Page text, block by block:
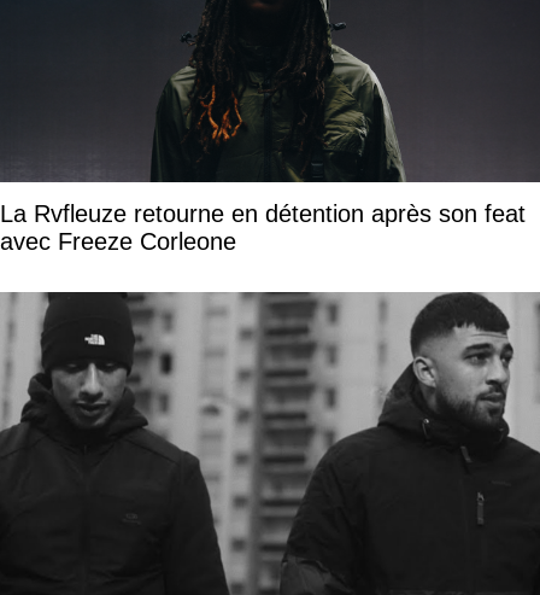
La Rvfleuze retourne en détention après son feat
avec Freeze Corleone